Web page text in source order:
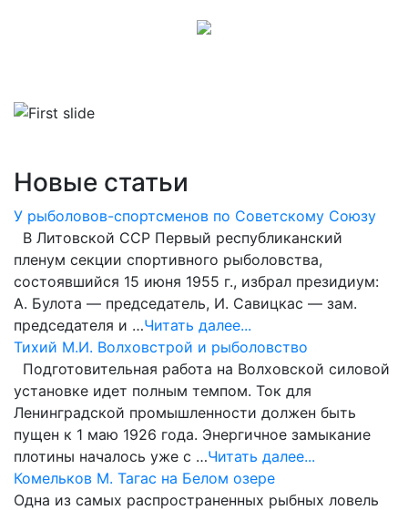
Новые статьи
У рыболовов-спортсменов по Советскому Союзу
В Литовской ССР Первый республиканский
пленум секции спортивного рыболовства,
состоявшийся 15 июня 1955 г., избрал президиум:
А. Булота — председатель, И. Савицкас — зам.
председателя и …Читать далее...
Тихий М.И. Волховстрой и рыболовство
Подготовительная работа на Волховской силовой
установке идет полным темпом. Ток для
Ленинградской промышленности должен быть
пущен к 1 маю 1926 года. Энергичное замыкание
плотины началось уже с …Читать далее...
Комельков М. Тагас на Белом озере
Одна из самых распространенных рыбных ловель